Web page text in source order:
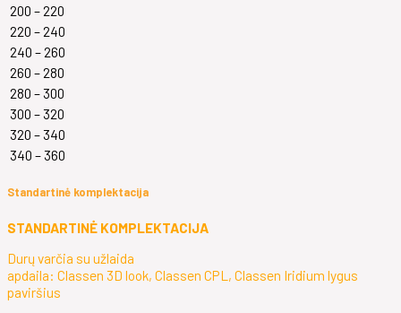
200 – 220
220 – 240
240 – 260
260 – 280
280 – 300
300 – 320
320 – 340
340 – 360
Standartinė komplektacija
STANDARTINĖ KOMPLEKTACIJA
Durų varčia su užlaida
apdaila: Classen 3D look, Classen CPL, Classen Iridium lygus
paviršius